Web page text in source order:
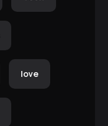
love